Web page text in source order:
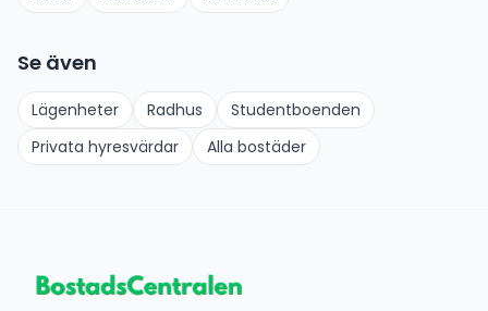
Se även
Lägenheter Radhus
Studentboenden
Privata hyresvärdar
Alla bostäder